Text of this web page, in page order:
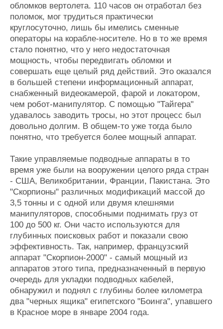
обломков вертолета. 110 часов он отработал без
поломок, мог трудиться практически
круглосуточно, лишь бы имелись сменные
операторы на корабле-носителе. Но в то же время
стало понятно, что у него недостаточная
мощность, чтобы передвигать обломки и
совершать еще целый ряд действий. Это оказался
в большей степени информационный аппарат,
снабженный видеокамерой, фарой и локатором,
чем робот-манипулятор. С помощью "Тайгера"
удавалось заводить тросы, но этот процесс был
довольно долгим. В общем-то уже тогда было
понятно, что требуется более мощный аппарат.
Такие управляемые подводные аппараты в то
время уже были на вооружении целого ряда стран
- США, Великобритании, Франции, Пакистана. Это
"Скорпионы" различных модификаций массой до
3,5 тонны и с одной или двумя клешнями
манипуляторов, способными поднимать груз от
100 до 500 кг. Они часто используются для
глубинных поисковых работ и показали свою
эффективность. Так, например, французский
аппарат "Скорпион-2000" - самый мощный из
аппаратов этого типа, предназначенный в первую
очередь для укладки подводных кабелей,
обнаружил и поднял с глубины более километра
два "черных ящика" египетского "Боинга", упавшего
в Красное море в январе 2004 года.